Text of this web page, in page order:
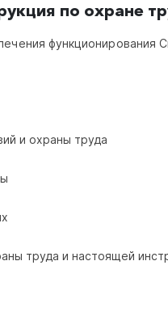
по охране
и охраны труда
труда и настоящей